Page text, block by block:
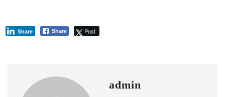
Share Post
Share
admin